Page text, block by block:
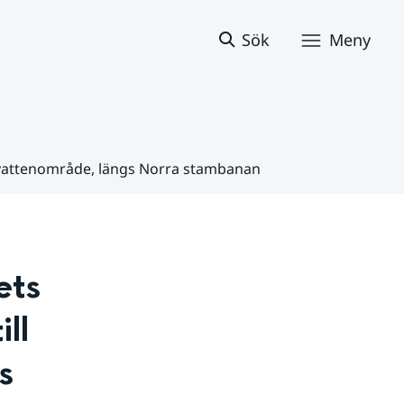
Sök Meny
längs Norra stambanan